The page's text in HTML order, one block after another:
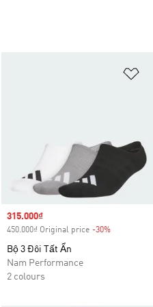
Sale price
315.000₫
450.000₫ Original price -30%
Bộ 3 Đôi Tất Ẩn
Nam Performance
2 colours